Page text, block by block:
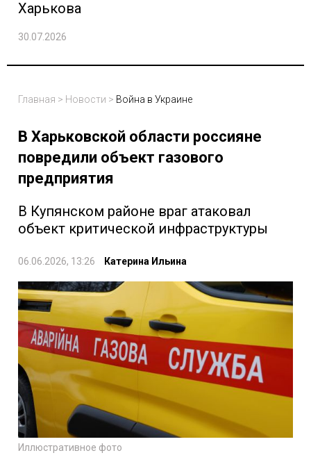
Харькова
30.07.2026
Главная > Новости > Война в Украине
В Харьковской области россияне
повредили объект газового
предприятия
В Купянском районе враг атаковал
объект критической инфраструктуры
06.06.2026, 13:26 Катерина Ильина
Иллюстративное фото